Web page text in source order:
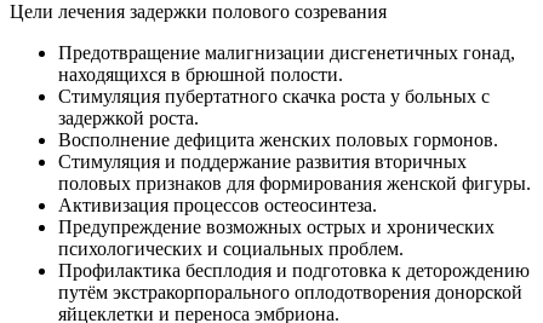
Цели лечения задержки полового созревания
Предотвращение малигнизации дисгенетичных гонад,
находящихся в брюшной полости.
Стимуляция пубертатного скачка роста у больных с
задержкой роста.
Восполнение дефицита женских половых гормонов.
Стимуляция и поддержание развития вторичных
половых признаков для формирования женской фигуры.
Активизация процессов остеосинтеза.
Предупреждение возможных острых и хронических
психологических и социальных проблем.
Профилактика бесплодия и подготовка к деторождению
путём экстракорпорального оплодотворения донорской
яйцеклетки и переноса эмбриона.